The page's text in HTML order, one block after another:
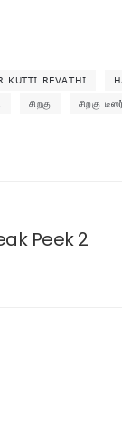
KUTTI REVATHI
சிறகு சிறகு
Peek 2